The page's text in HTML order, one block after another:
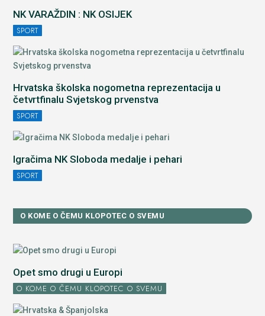
NK VARAŽDIN : NK OSIJEK
SPORT
Hrvatska školska nogometna reprezentacija u
četvrtfinalu Svjetskog prvenstva
SPORT
Igračima NK Sloboda medalje i pehari
SPORT
O KOME O ČEMU KLOPOTEC O SVEMU
Opet smo drugi u Europi
O KOME O ČEMU KLOPOTEC O SVEMU